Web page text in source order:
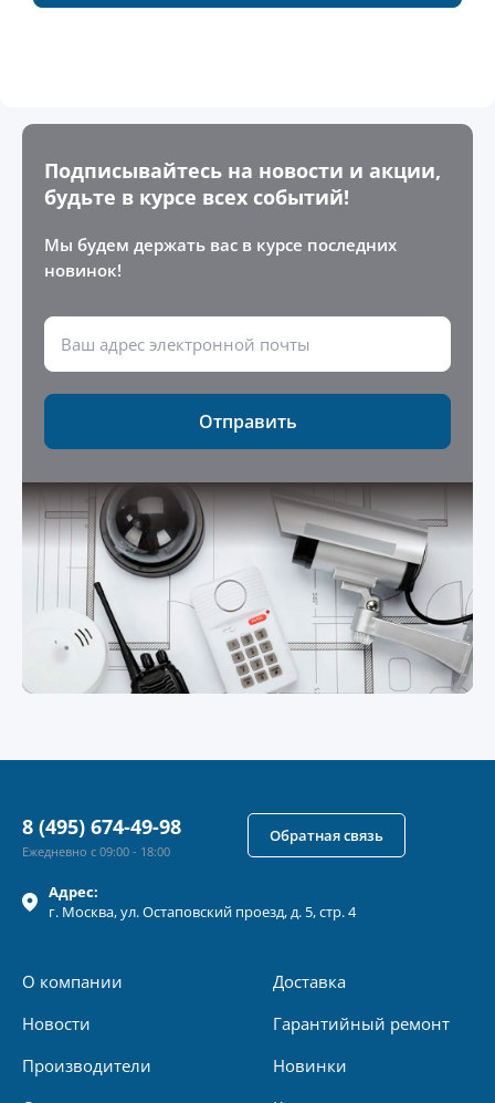
Подписывайтесь на новости и акции,
будьте в курсе всех событий!
Мы будем держать вас в курсе последних
новинок!
Отправить
Адрес:
г. Москва, ул.Остаповский проезд, д. 5, стр. 4
О компании
Новости
Производители
Доставка
Гарантийный ремонт
Новинки
8 (495) 674-49-98
Ежедневно с 09:00 - 18:00
Обратная связь